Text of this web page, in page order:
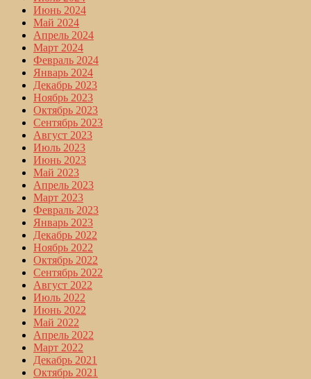
Июнь 2024
Май 2024
Апрель 2024
Март 2024
Февраль 2024
Январь 2024
Декабрь 2023
Ноябрь 2023
Октябрь 2023
Сентябрь 2023
Август 2023
Июль 2023
Июнь 2023
Май 2023
Апрель 2023
Март 2023
Февраль 2023
Январь 2023
Декабрь 2022
Ноябрь 2022
Октябрь 2022
Сентябрь 2022
Август 2022
Июль 2022
Июнь 2022
Май 2022
Апрель 2022
Март 2022
Декабрь 2021
Октябрь 2021